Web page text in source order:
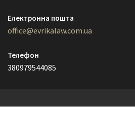
Електронна пошта
office@evrikalaw.com.ua
Телефон
380979544085